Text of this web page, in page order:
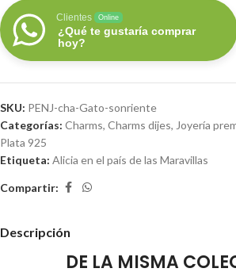
Clientes Online
¿Qué te gustaría comprar
hoy?
SKU: PENJ-cha-Gato-sonriente
Categorías: Charms, Charms dijes, Joyería
Plata 925
Etiqueta: Alicia en el país de las Maravillas
Compartir:
Descripción
DE LA MISMA